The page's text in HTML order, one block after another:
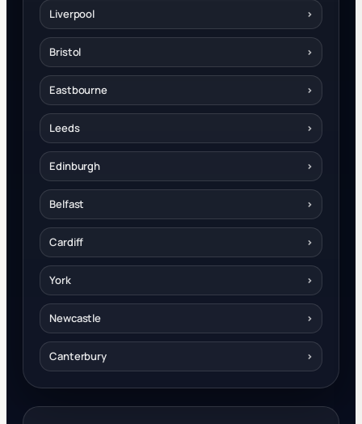
Liverpool ›
Bristol ›
Eastbourne ›
Leeds ›
Edinburgh ›
Belfast ›
Cardiff ›
York ›
Newcastle ›
Canterbury ›